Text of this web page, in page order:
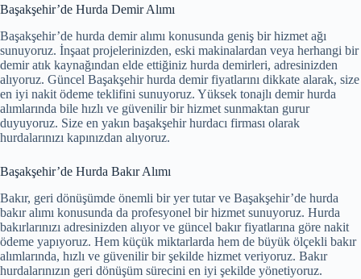
Başakşehir’de Hurda Demir Alımı
Başakşehir’de hurda demir alımı konusunda geniş bir hizmet ağı
sunuyoruz. İnşaat projelerinizden, eski makinalardan veya herhangi bir
demir atık kaynağından elde ettiğiniz hurda demirleri, adresinizden
alıyoruz. Güncel Başakşehir hurda demir fiyatlarını dikkate alarak, size
en iyi nakit ödeme teklifini sunuyoruz. Yüksek tonajlı demir hurda
alımlarında bile hızlı ve güvenilir bir hizmet sunmaktan gurur
duyuyoruz. Size en yakın başakşehir hurdacı firması olarak
hurdalarınızı kapınızdan alıyoruz.
Başakşehir’de Hurda Bakır Alımı
Bakır, geri dönüşümde önemli bir yer tutar ve Başakşehir’de hurda
bakır alımı konusunda da profesyonel bir hizmet sunuyoruz. Hurda
bakırlarınızı adresinizden alıyor ve güncel bakır fiyatlarına göre nakit
ödeme yapıyoruz. Hem küçük miktarlarda hem de büyük ölçekli bakır
alımlarında, hızlı ve güvenilir bir şekilde hizmet veriyoruz. Bakır
hurdalarınızın geri dönüşüm sürecini en iyi şekilde yönetiyoruz.